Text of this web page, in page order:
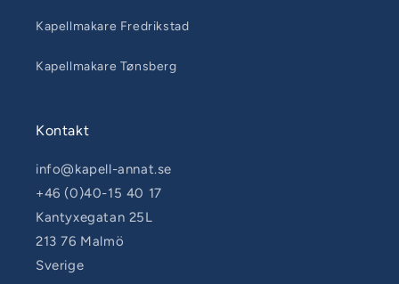
Kapellmakare Fredrikstad
Kapellmakare Tønsberg
Kontakt
info@kapell-annat.se
+46 (0)40-15 40 17
Kantyxegatan 25L
213 76 Malmö
Sverige